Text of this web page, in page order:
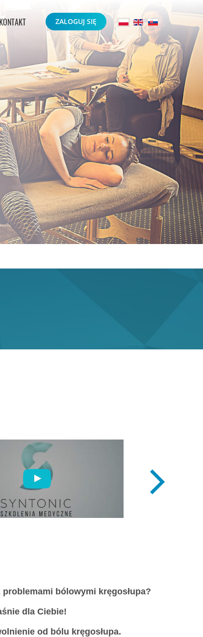
KONTAKT ZALOGUJ SIĘ
bólowymi kręgosłupa?
dla Ciebie!
od bólu kręgosłupa.